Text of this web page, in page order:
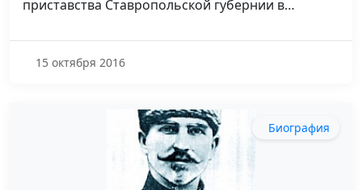
приставства Ставропольской губернии в…
15 октября 2016
Биография